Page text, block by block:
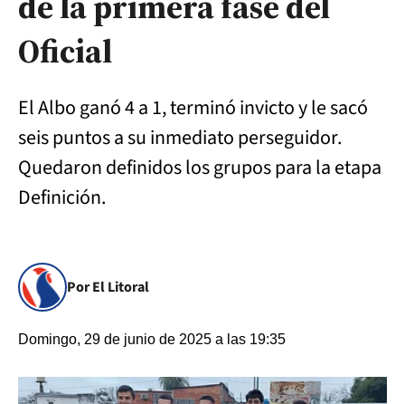
Oficial
El Albo ganó 4 a 1, terminó invicto y le sacó
seis puntos a su inmediato perseguidor.
Quedaron definidos los grupos para la etapa
Definición.
Por El Litoral
Domingo, 29 de junio de 2025 a las 19:35